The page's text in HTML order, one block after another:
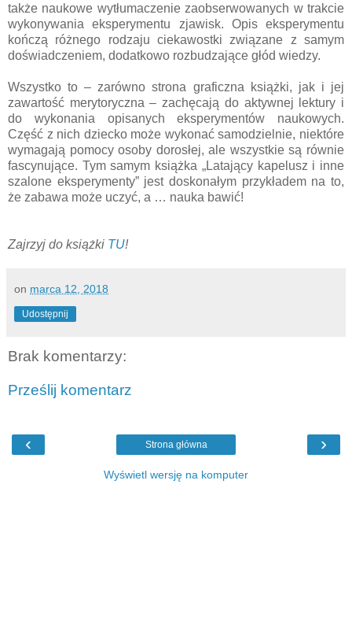
także naukowe wytłumaczenie zaobserwowanych w trakcie
wykonywania eksperymentu zjawisk. Opis eksperymentu
kończą różnego rodzaju ciekawostki związane z samym
doświadczeniem, dodatkowo rozbudzające głód wiedzy.
Wszystko to – zarówno strona graficzna książki, jak i jej
zawartość merytoryczna – zachęcają do aktywnej lektury i
do wykonania opisanych eksperymentów naukowych.
Część z nich dziecko może wykonać samodzielnie, niektóre
wymagają pomocy osoby dorosłej, ale wszystkie są równie
fascynujące. Tym samym książka „Latający kapelusz i inne
szalone eksperymenty” jest doskonałym przykładem na to,
że zabawa może uczyć, a … nauka bawić!
Zajrzyj do książki TU!
on marca 12, 2018
Udostępnij
Brak komentarzy:
Prześlij komentarz
‹ ›
Strona główna
Wyświetl wersję na komputer